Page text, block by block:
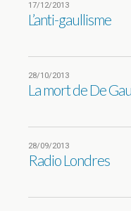
17/12/2013
L’anti-gaullisme
28/10/2013
La mort de De
28/09/2013
Radio Londres